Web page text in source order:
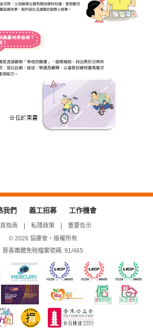
我們 義工招募 工作機會
指南 私隱政策
重要告示
© 2026 協康會，版權所有
慈善團體免稅檔案號碼: 91/465